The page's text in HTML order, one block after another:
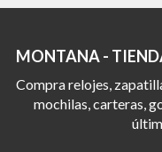
MONTANA -
Compra relojes,
mochilas, carteras,